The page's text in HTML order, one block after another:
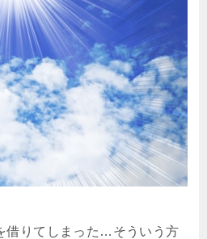
借りてしまった…そういう方